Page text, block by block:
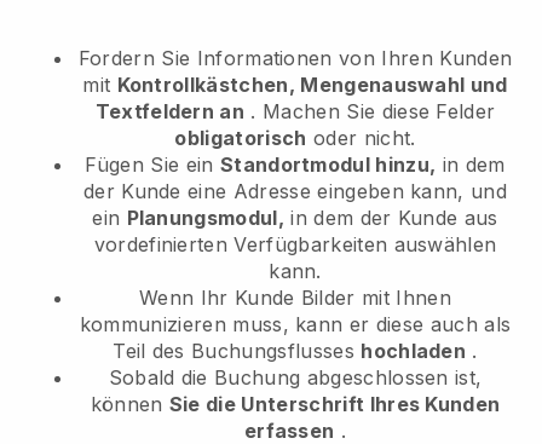
Fordern Sie Informationen von Ihren Kunden
mit Kontrollkästchen, Mengenauswahl und
Textfeldern an . Machen Sie diese Felder
obligatorisch oder nicht.
Fügen Sie ein Standortmodul hinzu, in dem
der Kunde eine Adresse eingeben kann, und
ein Planungsmodul, in dem der Kunde aus
vordefinierten Verfügbarkeiten auswählen
kann.
Wenn Ihr Kunde Bilder mit Ihnen
kommunizieren muss, kann er diese auch als
Teil des Buchungsflusses hochladen .
Sobald die Buchung abgeschlossen ist,
können Sie die Unterschrift Ihres Kunden
erfassen .